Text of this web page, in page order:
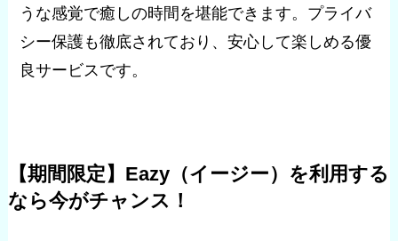
うな感覚で癒しの時間を堪能できます。プライバ
シー保護も徹底されており、安心して楽しめる優
良サービスです。
【期間限定】Eazy（イージー）を利用する
なら今がチャンス！